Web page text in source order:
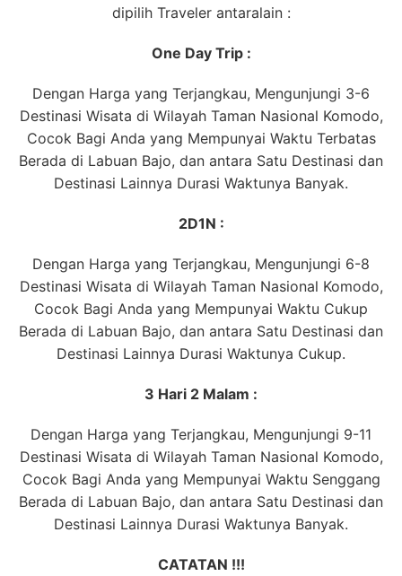
dipilih Traveler antaralain :
One Day Trip :
Dengan Harga yang Terjangkau, Mengunjungi 3-6
Destinasi Wisata di Wilayah Taman Nasional Komodo,
Cocok Bagi Anda yang Mempunyai Waktu Terbatas
Berada di Labuan Bajo, dan antara Satu Destinasi dan
Destinasi Lainnya Durasi Waktunya Banyak.
2D1N :
Dengan Harga yang Terjangkau, Mengunjungi 6-8
Destinasi Wisata di Wilayah Taman Nasional Komodo,
Cocok Bagi Anda yang Mempunyai Waktu Cukup
Berada di Labuan Bajo, dan antara Satu Destinasi dan
Destinasi Lainnya Durasi Waktunya Cukup.
3 Hari 2 Malam :
Dengan Harga yang Terjangkau, Mengunjungi 9-11
Destinasi Wisata di Wilayah Taman Nasional Komodo,
Cocok Bagi Anda yang Mempunyai Waktu Senggang
Berada di Labuan Bajo, dan antara Satu Destinasi dan
Destinasi Lainnya Durasi Waktunya Banyak.
CATATAN !!!